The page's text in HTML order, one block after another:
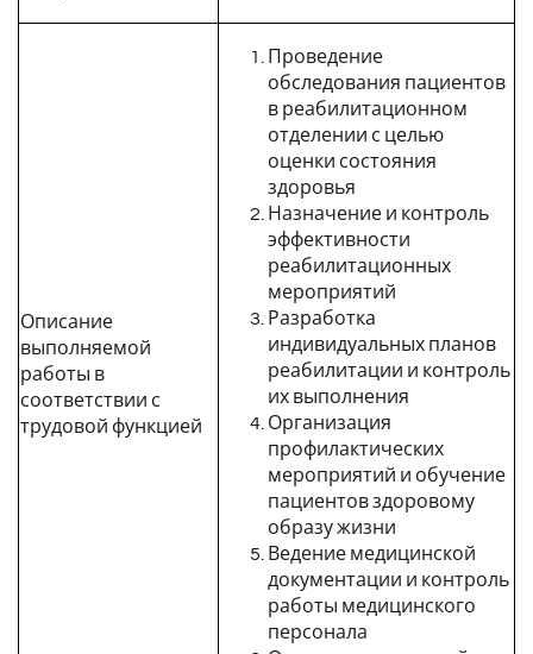
Описание
выполняемой
работы в
соответствии с
трудовой функцией
Проведение
обследования пациентов
в реабилитационном
отделении с целью
оценки состояния
здоровья
Назначение и контроль
эффективности
реабилитационных
мероприятий
Разработка
индивидуальных планов
реабилитации и контроль
их выполнения
Организация
профилактических
мероприятий и обучение
пациентов здоровому
образу жизни
Ведение медицинской
документации и контроль
работы медицинского
персонала